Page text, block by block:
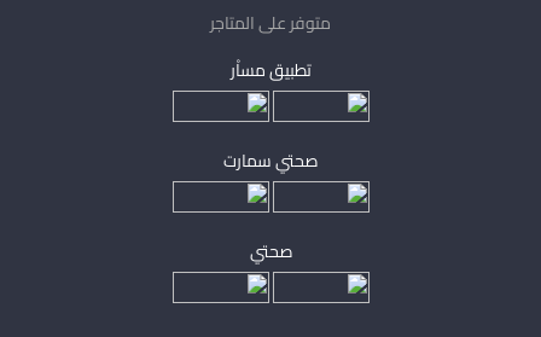
متوفر على المتاجر
تطبيق مساْر
صحتي سمارت
صحتي